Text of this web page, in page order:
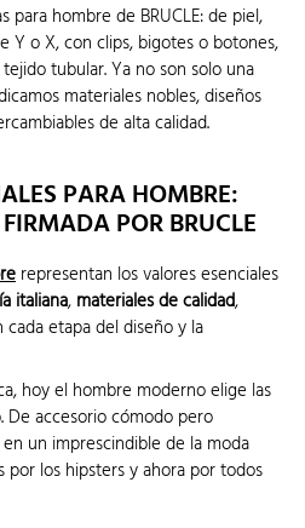
para hombre de BRUCLE: de piel,
Y o X, con clips, bigotes o botones,
tubular. Ya no son solo una
materiales nobles, diseños
de alta calidad.
PARA HOMBRE:
POR BRUCLE
representan los valores esenciales
italiana, materiales de calidad,
cada etapa del diseño y la
hoy el hombre moderno elige las
De accesorio cómodo pero
un imprescindible de la moda
por los hipsters y ahora por todos